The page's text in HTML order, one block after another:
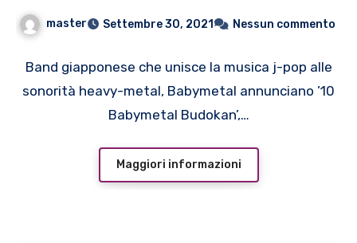
29 settembre formato fisico:
Egea Music – The Orchard
master Settembre 30, 2021 Nessun commento
Band giapponese che unisce la musica j-pop alle
sonorità heavy-metal, Babymetal annunciano ’10
Babymetal Budokan’,…
Maggiori informazioni